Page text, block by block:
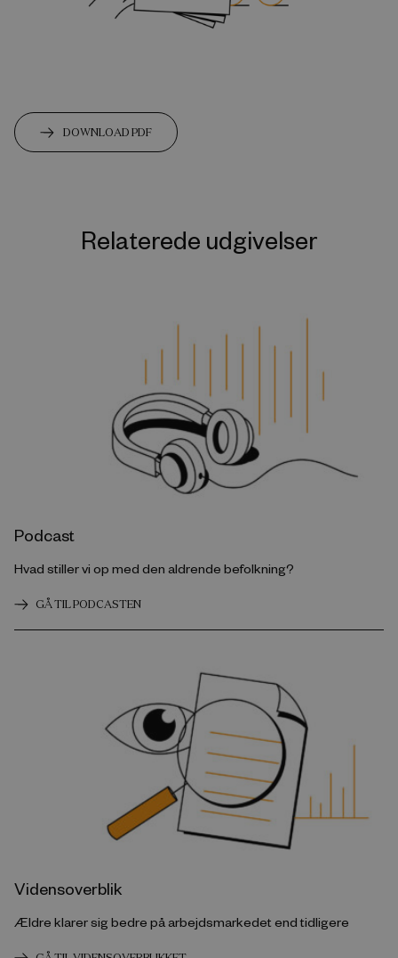
DOWNLOAD PDF
Relaterede udgivelser
Podcast
Hvad stiller vi op med den aldrende befolkning?
GÅ TIL PODCASTEN
Vidensoverblik
Ældre klarer sig bedre på arbejdsmarkedet end tidligere